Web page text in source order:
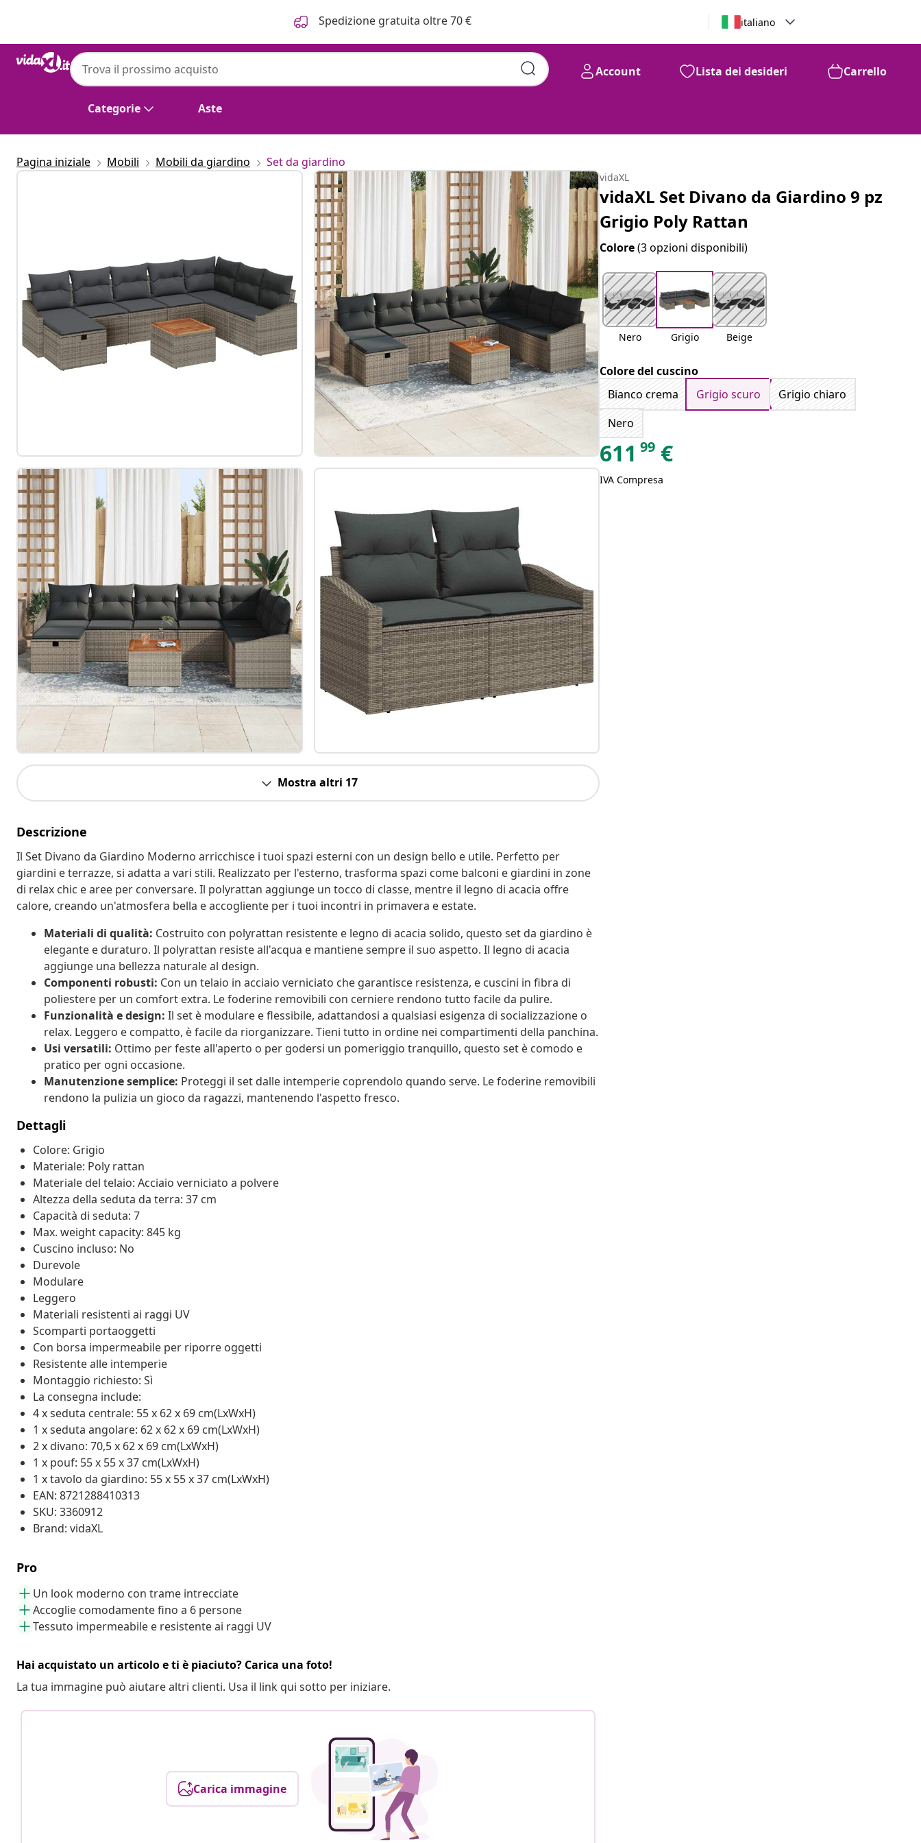
Spedizione gratuita oltre 70 € italiano
Categorie Aste
Account Lista dei desideri Carrello
Pagina iniziale Mobili Mobili da giardino Set da giardino
Mostra altri 17
Descrizione
Il Set Divano da Giardino Moderno arricchisce i tuoi spazi esterni con un design bello e utile. Perfetto per
giardini e terrazze, si adatta a vari stili. Realizzato per l'esterno, trasforma spazi come balconi e giardini in zone
di relax chic e aree per conversare. Il polyrattan aggiunge un tocco di classe, mentre il legno di acacia offre
calore, creando un'atmosfera bella e accogliente per i tuoi incontri in primavera e estate.
Materiali di qualità: Costruito con polyrattan resistente e legno di acacia solido, questo set da giardino è
elegante e duraturo. Il polyrattan resiste all'acqua e mantiene sempre il suo aspetto. Il legno di acacia
aggiunge una bellezza naturale al design.
Componenti robusti: Con un telaio in acciaio verniciato che garantisce resistenza, e cuscini in fibra di
poliestere per un comfort extra. Le foderine removibili con cerniere rendono tutto facile da pulire.
Funzionalità e design: Il set è modulare e flessibile, adattandosi a qualsiasi esigenza di socializzazione o
relax. Leggero e compatto, è facile da riorganizzare. Tieni tutto in ordine nei compartimenti della panchina.
Usi versatili: Ottimo per feste all'aperto o per godersi un pomeriggio tranquillo, questo set è comodo e
pratico per ogni occasione.
Manutenzione semplice: Proteggi il set dalle intemperie coprendolo quando serve. Le foderine removibili
rendono la pulizia un gioco da ragazzi, mantenendo l'aspetto fresco.
Dettagli
Colore: Grigio
Materiale: Poly rattan
Materiale del telaio: Acciaio verniciato a polvere
Altezza della seduta da terra: 37 cm
Capacità di seduta: 7
Max. weight capacity: 845 kg
Cuscino incluso: No
Durevole
Modulare
Leggero
Materiali resistenti ai raggi UV
Scomparti portaoggetti
Con borsa impermeabile per riporre oggetti
Resistente alle intemperie
Montaggio richiesto: Sì
La consegna include:
4 x seduta centrale: 55 x 62 x 69 cm(LxWxH)
1 x seduta angolare: 62 x 62 x 69 cm(LxWxH)
2 x divano: 70,5 x 62 x 69 cm(LxWxH)
1 x pouf: 55 x 55 x 37 cm(LxWxH)
1 x tavolo da giardino: 55 x 55 x 37 cm(LxWxH)
EAN: 8721288410313
SKU: 3360912
Brand: vidaXL
Pro
Un look moderno con trame intrecciate
Accoglie comodamente fino a 6 persone
Tessuto impermeabile e resistente ai raggi UV
Hai acquistato un articolo e ti è piaciuto? Carica una foto!
La tua immagine può aiutare altri clienti. Usa il link qui sotto per iniziare.
Carica immagine
vidaXL
vidaXL Set Divano da Giardino 9 pz
Grigio Poly Rattan
Colore(3 opzioni disponibili)
Nero Grigio Beige
Colore del cuscino
Bianco crema
Grigio scuro
Grigio chiaro
Nero
611 99 €
IVA Compresa